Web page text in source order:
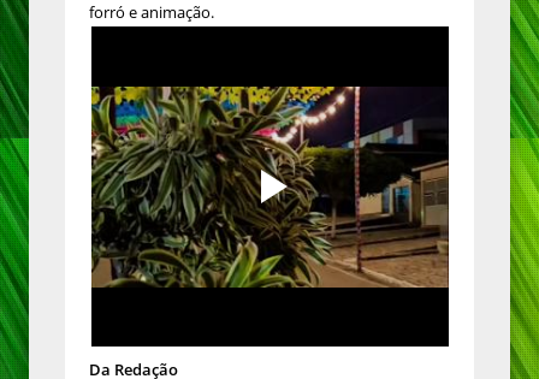
forró e animação.
Da Redação